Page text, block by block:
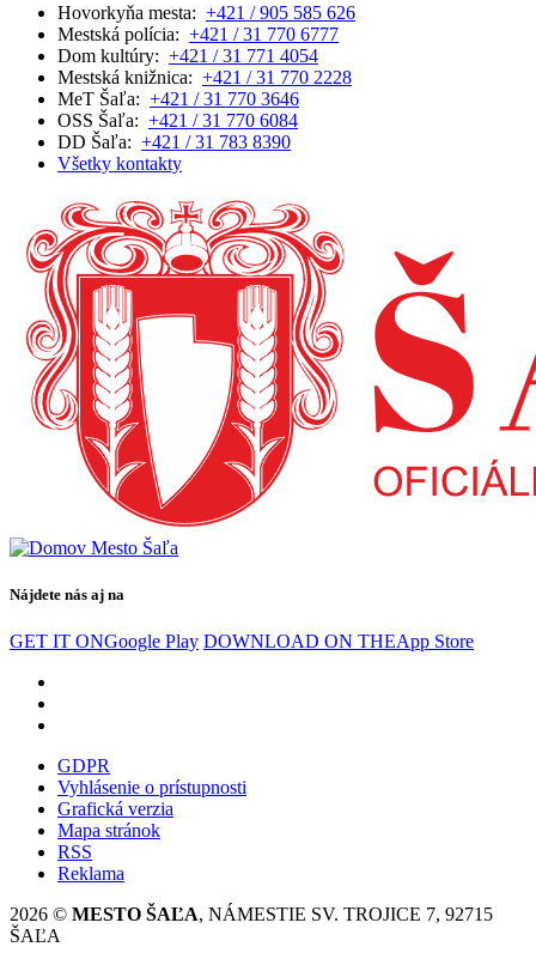
Hovorkyňa mesta: +421 / 905 585 626
Mestská polícia: +421 / 31 770 6777
Dom kultúry: +421 / 31 771 4054
Mestská knižnica: +421 / 31 770 2228
MeT Šaľa: +421 / 31 770 3646
OSS Šaľa: +421 / 31 770 6084
DD Šaľa: +421 / 31 783 8390
Všetky kontakty
Nájdete nás aj na
GET IT ONGoogle Play DOWNLOAD ON THEApp Store
GDPR
Vyhlásenie o prístupnosti
Grafická verzia
Mapa stránok
RSS
Reklama
2026 © MESTO ŠAĽA, NÁMESTIE SV. TROJICE 7, 92715
ŠAĽA